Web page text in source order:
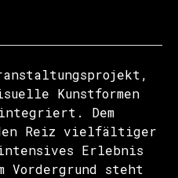
Kunstformen
Dem
Reiz vielfältiger
Erlebnis
steht